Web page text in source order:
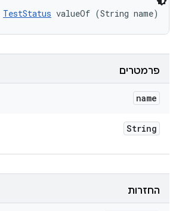
TestStatus valueOf (String name)
פרמטרים
name
String
החזרות